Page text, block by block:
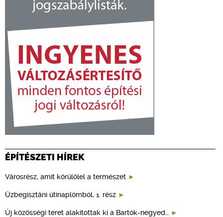
ÉPÍTÉSZETI HÍREK
Városrész, amit körülölel a természet
Üzbegisztáni útinaplómból, 1. rész
Új közösségi teret alakítottak ki a Bartók-negyed…